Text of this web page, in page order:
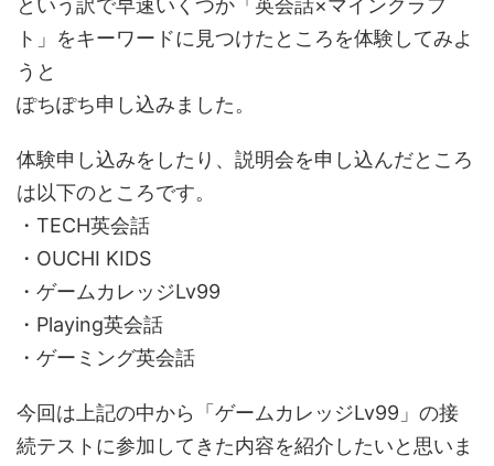
という訳で早速いくつか「英会話×マインクラフ
ト」をキーワードに見つけたところを体験してみよ
うと
ぽちぽち申し込みました。
体験申し込みをしたり、説明会を申し込んだところ
は以下のところです。
・TECH英会話
・OUCHI KIDS
・ゲームカレッジLv99
・Playing英会話
・ゲーミング英会話
今回は上記の中から「ゲームカレッジLv99」の接
続テストに参加してきた内容を紹介したいと思いま